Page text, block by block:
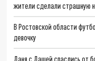
жители сделали страшную
В Ростовской области
девочку
Даня с Дашей спаслись от